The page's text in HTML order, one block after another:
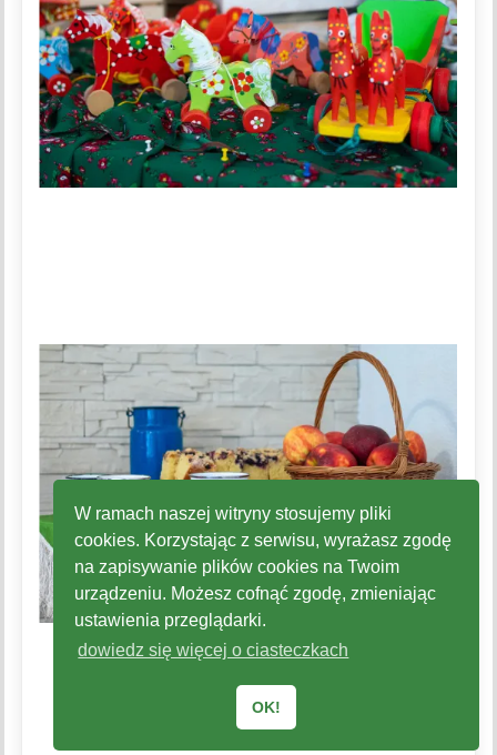
W ramach naszej witryny stosujemy pliki
cookies. Korzystając z serwisu, wyrażasz zgodę
na zapisywanie plików cookies na Twoim
urządzeniu. Możesz cofnąć zgodę, zmieniając
ustawienia przeglądarki.
dowiedz się więcej o ciasteczkach
OK!